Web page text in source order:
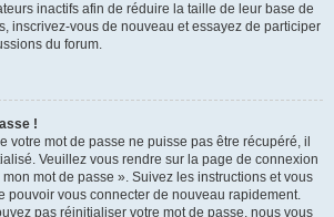
inactifs afin de réduire la taille de leur base de
inscrivez-vous de nouveau et essayez de participer
du forum.
!
votre mot de passe ne puisse pas être récupéré, il
Veuillez vous rendre sur la page de connexion
mot de passe ». Suivez les instructions et vous
pouvoir vous connecter de nouveau rapidement.
pas réinitialiser votre mot de passe, nous vous